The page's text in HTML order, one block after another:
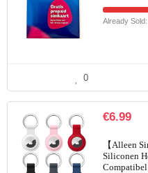
Already
0
€6.99
【Alleen
Siliconen